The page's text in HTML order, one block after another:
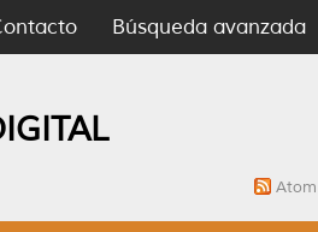
Búsqueda avanzada
Atom